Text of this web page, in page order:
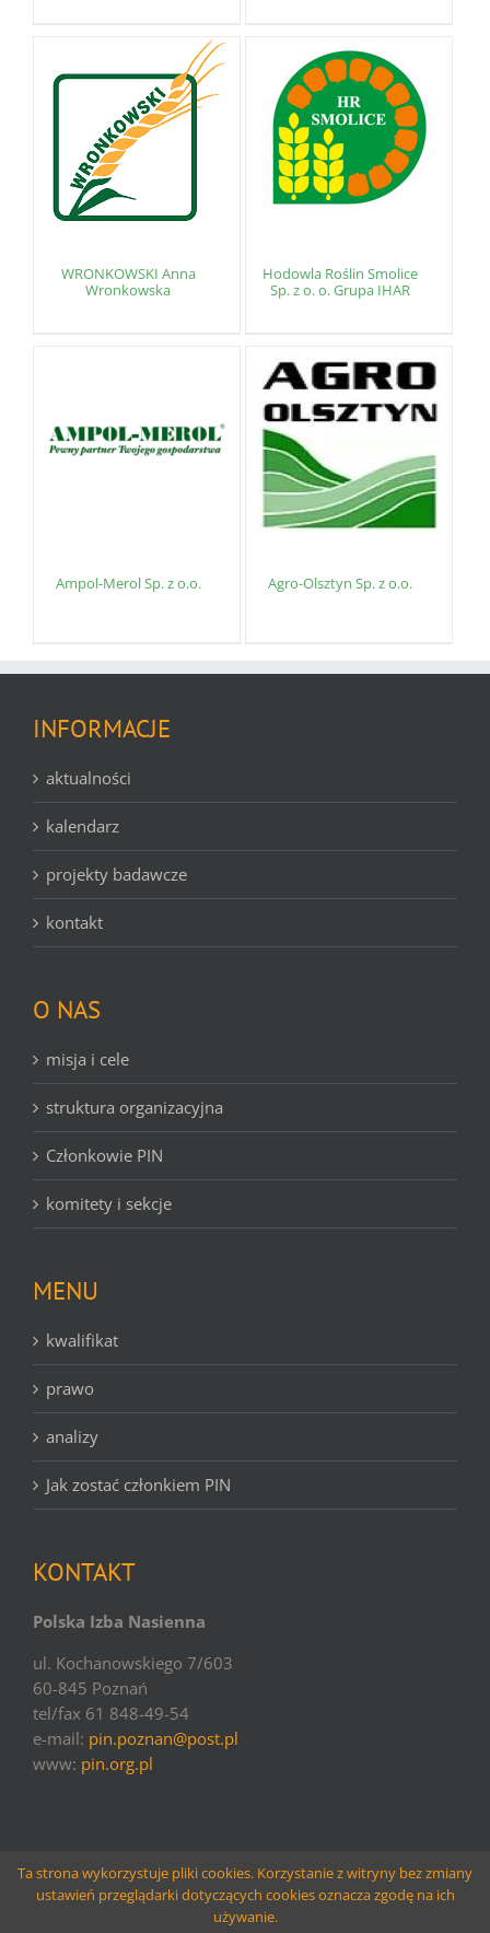
WRONKOWSKI Anna
Wronkowska
Hodowla Roślin Smolice
Sp. z o. o. Grupa IHAR
Ampol-Merol Sp. z o.o. Agro-Olsztyn Sp. z o.o.
INFORMACJE
aktualności
kalendarz
projekty badawcze
kontakt
O NAS
misja i cele
struktura organizacyjna
Członkowie PIN
komitety i sekcje
MENU
kwalifikat
prawo
analizy
Jak zostać członkiem PIN
KONTAKT
Polska Izba Nasienna
ul. Kochanowskiego 7/603
60-845 Poznań
tel/fax 61 848-49-54
e-mail: pin.poznan@post.pl
www: pin.org.pl
© copyright PIN | 2016 | websolutionsLarido
Ta strona wykorzystuje pliki cookies. Korzystanie z witryny bez zmiany
ustawień przeglądarki dotyczących cookies oznacza zgodę na ich
używanie.